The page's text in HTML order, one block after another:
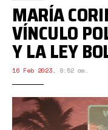
MARÍA
VÍNCULO
Y LA LEY
16 Feb 2023, 8:52 am.